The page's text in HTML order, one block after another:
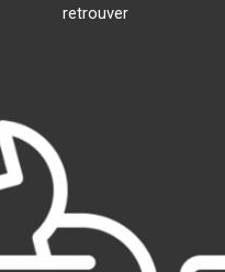
retrouver